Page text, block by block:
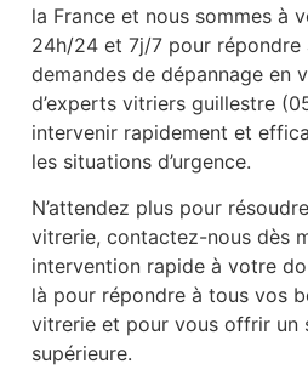
la France et nous sommes à
24h/24 et 7j/7 pour répondre
demandes de dépannage en
d’experts vitriers guillestre
intervenir rapidement et
les situations d’urgence.
N’attendez plus pour
vitrerie, contactez-nous dès
intervention rapide à votre
là pour répondre à tous vos
vitrerie et pour vous offrir un
supérieure.